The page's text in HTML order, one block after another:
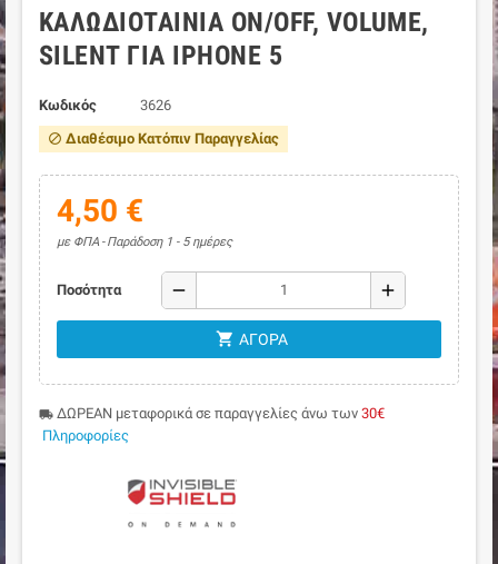
ΚΑΛΏΔΙΟΤΑΙΝΊΑ ON/OFF, VOLUME,
SILENT ΓΙΑ IPHONE 5
Κωδικός 3626
block Διαθέσιμο Κατόπιν Παραγγελίας
4,50 €
με ΦΠΑ Παράδοση 1 - 5 ημέρες
Ποσότητα remove add
shopping_cart ΑΓΟΡΆ
local_shipping ΔΩΡΕΑΝ μεταφορικά σε παραγγελίες άνω των 30€
Πληροφορίες